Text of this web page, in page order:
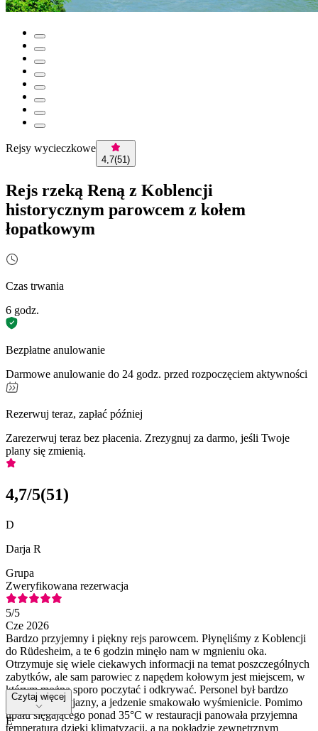
Rejsy wycieczkowe
4,7(51)
Rejs rzeką Reną z Koblencji
historycznym parowcem z kołem
łopatkowym
Czas trwania
6 godz.
Bezpłatne anulowanie
Darmowe anulowanie do 24 godz. przed rozpoczęciem aktywności
Rezerwuj teraz, zapłać później
Zarezerwuj teraz bez płacenia. Zrezygnuj za darmo, jeśli Twoje
plany się zmienią.
4,7/5(51)
D
Darja R
Grupa
Zweryfikowana rezerwacja
5/5
Cze 2026
Bardzo przyjemny i piękny rejs parowcem. Płynęliśmy z Koblencji
do Rüdesheim, a te 6 godzin minęło nam w mgnieniu oka.
Otrzymuje się wiele ciekawych informacji na temat poszczególnych
zabytków, ale sam parowiec z napędem kołowym jest miejscem, w
którym można sporo poczytać i odkrywać. Personel był bardzo
sprawny i przyjazny, a jedzenie smakowało wyśmienicie. Pomimo
upału sięgającego ponad 35°C w restauracji panowała przyjemna
temperatura dzięki klimatyzacji, a na pokładzie zewnętrznym
Czytaj więcej
E